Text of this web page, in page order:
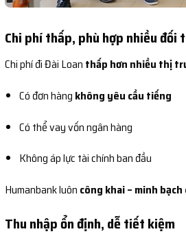
Chi phí thấp, phù hợp nhiều đối
Chi phí đi Đài Loan thấp hơn nhiều thị
Có đơn hàng không yêu cầu tiếng
Có thể vay vốn ngân hàng
Không áp lực tài chính ban đầu
Humanbank luôn công khai – minh
Thu nhập ổn định, dễ tiết kiệm